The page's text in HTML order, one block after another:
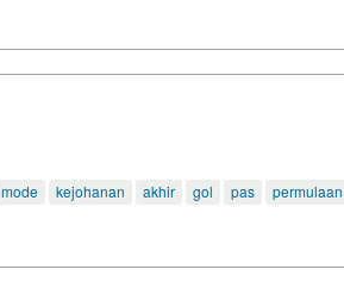
mode kejohanan akhir gol pas
permulaan